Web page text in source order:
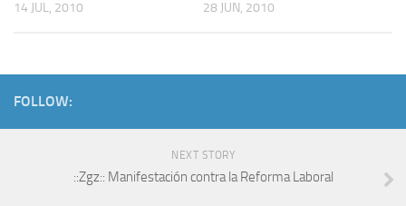
14 JUL, 2010 28 JUN, 2010
FOLLOW:
NEXT STORY
::Zgz:: Manifestación contra la Reforma Laboral